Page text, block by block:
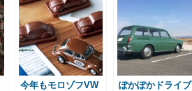
l
n
a
l
e
r
e
s
t
g
e
今年もモロゾフVW
ぽかぽかドライブ